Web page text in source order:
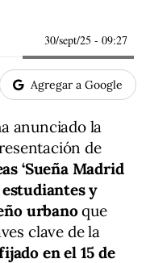
30/sept/25 - 09:27
Agregar a Google
anunciado la
de
‘Sueña Madrid
estudiantes y
urbanoque
clave de la
en el 15 de